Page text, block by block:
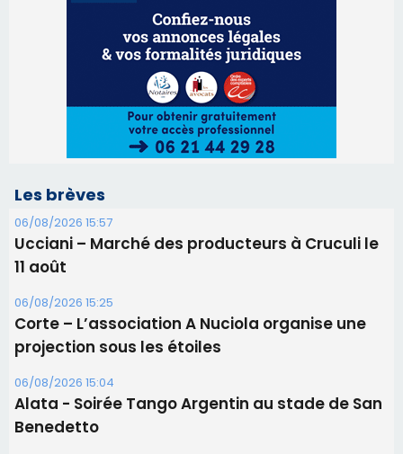
Ucciani – Marché des producteurs à Cruculi le
Corte – L’association A Nuciola organise une
projection sous les étoiles
Alata - Soirée Tango Argentin au stade de San
Benedetto
05/08/2026 09:53
Biguglia : messe de la Sainte-Marie et
procession le 14 août
31/07/2026 08:24
Tennis - Début ce week-end du tournoi du
RCPV
31/07/2026 08:22
82ème anniversaire de la disparition du